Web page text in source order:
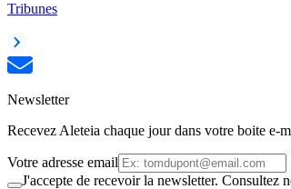
Tribunes
Newsletter
Recevez Aleteia chaque jour dans votre boite e-
Votre adresse email
J'accepte de recevoir la newsletter. Consultez